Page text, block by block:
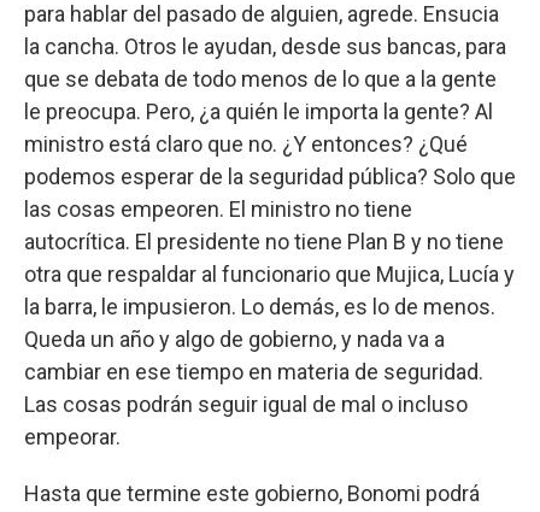
para hablar del pasado de alguien, agrede. Ensucia
la cancha. Otros le ayudan, desde sus bancas, para
que se debata de todo menos de lo que a la gente
le preocupa. Pero, ¿a quién le importa la gente? Al
ministro está claro que no. ¿Y entonces? ¿Qué
podemos esperar de la seguridad pública? Solo que
las cosas empeoren. El ministro no tiene
autocrítica. El presidente no tiene Plan B y no tiene
otra que respaldar al funcionario que Mujica, Lucía y
la barra, le impusieron. Lo demás, es lo de menos.
Queda un año y algo de gobierno, y nada va a
cambiar en ese tiempo en materia de seguridad.
Las cosas podrán seguir igual de mal o incluso
empeorar.
Hasta que termine este gobierno, Bonomi podrá